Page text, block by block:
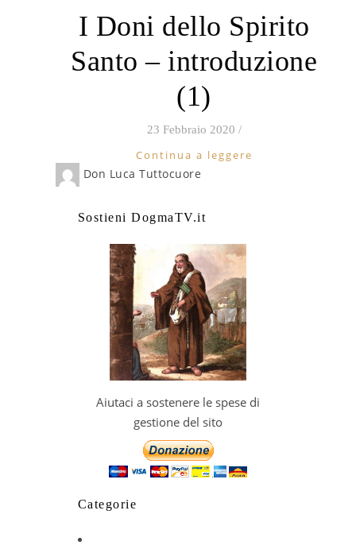
I Doni dello Spirito
Santo – introduzione
(1)
23 Febbraio 2020 /
Continua a leggere
Don Luca Tuttocuore
Sostieni DogmaTV.it
Aiutaci a sostenere le spese di
gestione del sito
Categorie